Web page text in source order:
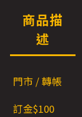
商品描
述
門市 / 轉帳
訂金$100